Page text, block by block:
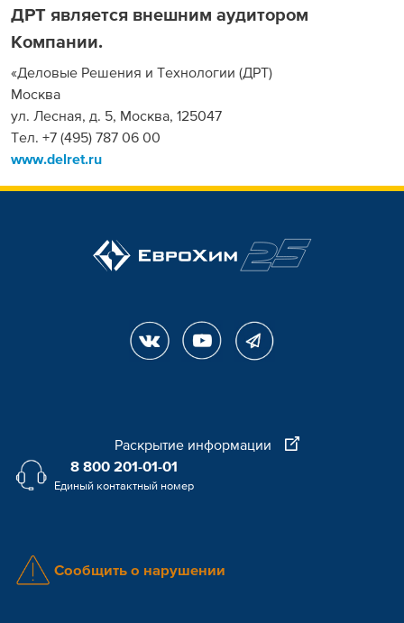
ДРТ является внешним аудитором
Компании.
«Деловые Решения и Технологии (ДРТ)
Москва
ул. Лесная, д. 5, Москва, 125047
Тел. +7 (495) 787 06 00
www.delret.ru
8 800 201-01-01
Единый контактный номер
Сообщить о нарушении
Раскрытие информации